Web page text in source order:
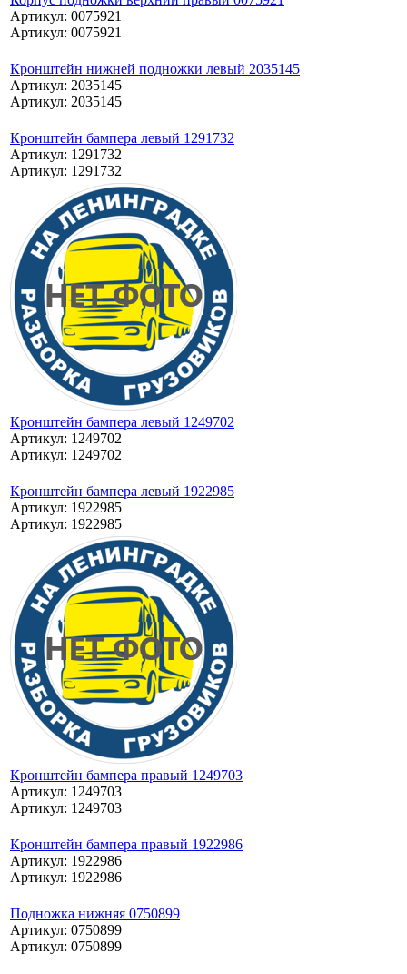
Артикул: 0075921
Артикул: 0075921
Кронштейн нижней подножки левый 2035145
Артикул: 2035145
Артикул: 2035145
Кронштейн бампера левый 1291732
Артикул: 1291732
Артикул: 1291732
Кронштейн бампера левый 1249702
Артикул: 1249702
Артикул: 1249702
Кронштейн бампера левый 1922985
Артикул: 1922985
Артикул: 1922985
Кронштейн бампера правый 1249703
Артикул: 1249703
Артикул: 1249703
Кронштейн бампера правый 1922986
Артикул: 1922986
Артикул: 1922986
Подножка нижняя 0750899
Артикул: 0750899
Артикул: 0750899